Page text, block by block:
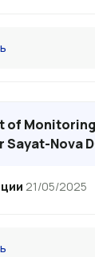
of Monitoring
Nova
21/05/2025